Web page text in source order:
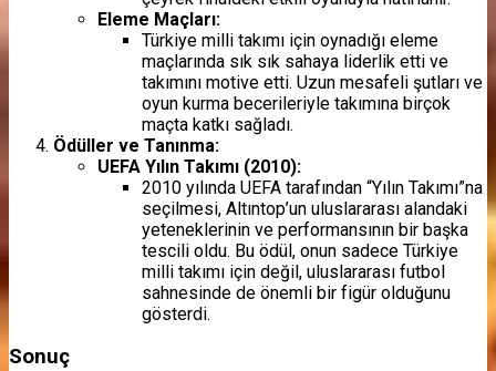
Eleme Maçları:
Türkiye milli takımı için oynadığı eleme
maçlarında sık sık sahaya liderlik etti ve
takımını motive etti. Uzun mesafeli şutları ve
oyun kurma becerileriyle takımına birçok
maçta katkı sağladı.
Ödüller ve Tanınma:
UEFA Yılın Takımı (2010):
2010 yılında UEFA tarafından “Yılın Takımı”na
seçilmesi, Altıntop’un uluslararası alandaki
yeteneklerinin ve performansının bir başka
tescili oldu. Bu ödül, onun sadece Türkiye
milli takımı için değil, uluslararası futbol
sahnesinde de önemli bir figür olduğunu
gösterdi.
Sonuç